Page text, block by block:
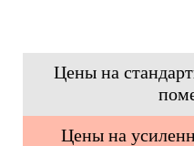
Цены на
Цены на